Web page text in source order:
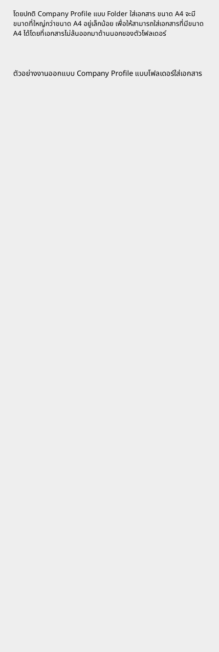
โดยปกติ Company Profile แบบ Folder ใส่เอกสาร ขนาด A4 จะมี
ขนาดที่ใหญ่กว่าขนาด A4 อยู่เล็กน้อย เพื่อให้สามารถใส่เอกสารที่มีขนาด
A4 ได้โดยที่เอกสารไม่ล้นออกมาด้านนอกของตัวโฟลเดอร์
ตัวอย่างงานออกแบบ Company Profile แบบโฟลเดอร์ใส่เอกสาร